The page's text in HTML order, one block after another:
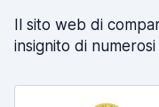
Il sito web di
insignito di